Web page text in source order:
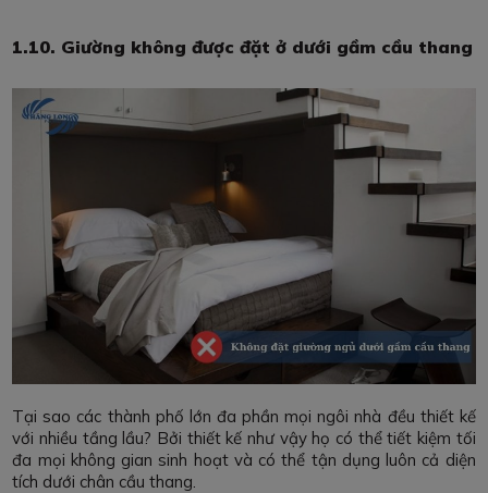
1.10. Giường không được đặt ở dưới gầm cầu thang
Tại sao các thành phố lớn đa phần mọi ngôi nhà đều thiết kế
với nhiều tầng lầu? Bởi thiết kế như vậy họ có thể tiết kiệm tối
đa mọi không gian sinh hoạt và có thể tận dụng luôn cả diện
tích dưới chân cầu thang.